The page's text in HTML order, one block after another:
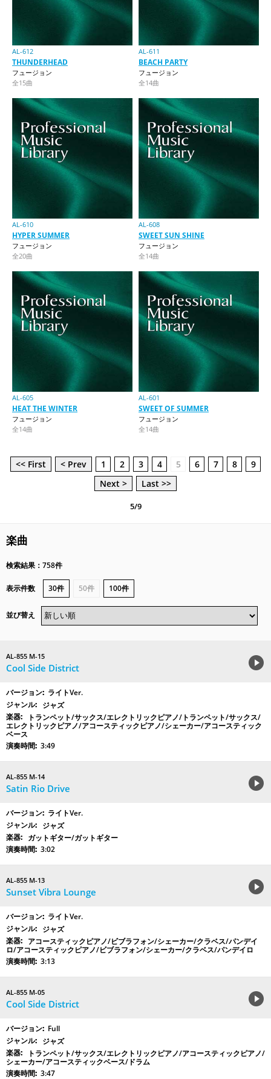
AL-612
THUNDERHEAD
フュージョン
全15曲
AL-611
BEACH PARTY
フュージョン
全14曲
AL-610
HYPER SUMMER
フュージョン
全20曲
AL-608
SWEET SUN SHINE
フュージョン
全14曲
AL-605
HEAT THE WINTER
フュージョン
全14曲
AL-601
SWEET OF SUMMER
フュージョン
全14曲
<< First < Prev 1 2 3 4 5 6 7 8
9
Next >
Last >>
5/9
楽曲
検索結果：758件
表示件数 30件 50件 100件
並び替え
AL-855 M-15
Cool Side District
ライトVer.
ジャズ
トランペット/サックス/エレクトリックピアノ/トランペット/サックス/
エレクトリックピアノ/アコースティックピアノ/シェーカー/アコースティック
ベース
3:49
AL-855 M-14
Satin Rio Drive
ライトVer.
ジャズ
ガットギター/ガットギター
3:02
AL-855 M-13
Sunset Vibra Lounge
ライトVer.
ジャズ
アコースティックピアノ/ビブラフォン/シェーカー/クラベス/パンデイ
ロ/アコースティックピアノ/ビブラフォン/シェーカー/クラベス/パンデイロ
3:13
AL-855 M-05
Cool Side District
Full
ジャズ
トランペット/サックス/エレクトリックピアノ/アコースティックピアノ/
シェーカー/アコースティックベース/ドラム
3:47